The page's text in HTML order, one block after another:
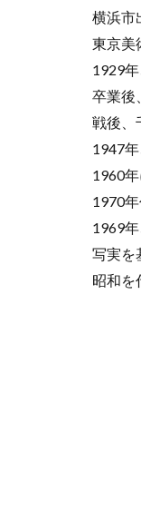
横浜市
東京美
1929
卒業後
戦後、
1947
1960
1970
1969
写実を
昭和を